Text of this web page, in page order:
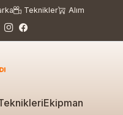
Teknikler Alım
Ekipman